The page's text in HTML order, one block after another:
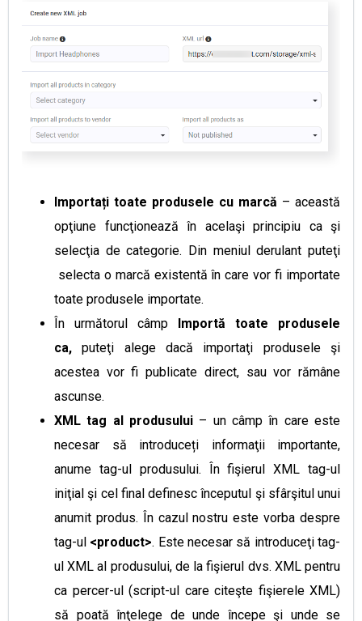
Importați toate produsele cu marcă – această
opţiune funcţionează în acelaşi principiu ca şi
selecţia de categorie. Din meniul derulant puteţi
selecta o marcă existentă în care vor fi importate
toate produsele importate.
În următorul câmp
Importă toate produsele
ca,puteţi alege dacă importaţi produsele şi
acestea vor fi publicate direct, sau vor rămâne
ascunse.
XML tag al produsului – un câmp în care este
necesar să introduceți informaţii importante,
anume tag-ul produsului. În fişierul XML tag-ul
iniţial şi cel final definesc începutul şi sfârşitul unui
anumit produs. În cazul nostru este vorba despre
tag-ul <product>. Este necesar să introduceţi tag-
ul XML al produsului, de la fişierul dvs. XML pentru
ca percer-ul (script-ul care citeşte fişierele XML)
să poată înţelege de unde începe şi unde se